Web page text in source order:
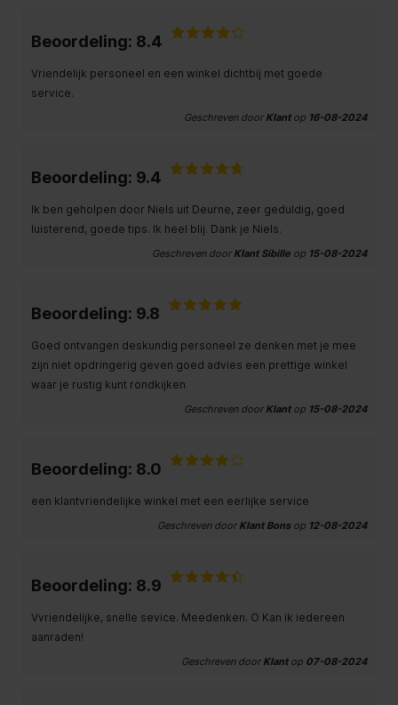
Beoordeling: 8.4
Vriendelijk personeel en een winkel dichtbij met goede
service.
Geschreven door Klantop 16-08-2024
Beoordeling: 9.4
Ik ben geholpen door Niels uit Deurne, zeer geduldig, goed
luisterend, goede tips. Ik heel blij. Dank je Niels.
Geschreven door Klant Sibille op 15-08-2024
Beoordeling: 9.8
Goed ontvangen deskundig personeel ze denken met je mee
zijn niet opdringerig geven goed advies een prettige winkel
waar je rustig kunt rondkijken
Geschreven door Klantop 15-08-2024
Beoordeling: 8.0
een klantvriendelijke winkel met een eerlijke service
Geschreven door Klant Bonsop 12-08-2024
Beoordeling: 8.9
Vvriendelijke, snelle sevice. Meedenken. O Kan ik iedereen
aanraden!
Geschreven door Klantop 07-08-2024